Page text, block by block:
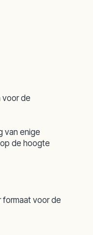
voor de
van enige
de hoogte
formaat voor de